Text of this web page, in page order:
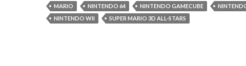
MARIO NINTENDO 64 NINTENDO GAMECUBE
NINTENDO WII
SUPER MARIO 3D ALL-STARS